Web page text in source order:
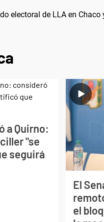
electoral de LLA en
a Quirno:
"se
seguirá
El
el